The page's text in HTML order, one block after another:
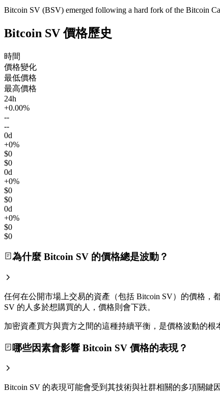
Bitcoin SV (BSV) emerged following a hard fork of the Bitcoin
Bitcoin SV 價格歷史
時間
價格變化
最低價格
最高價格
24h
+0.00%
--
--
0d
+0%
$0
$0
0d
+0%
$0
$0
0d
+0%
$0
$0
為什麼 Bitcoin SV 的價格總是波動？
任何在公開市場上交易的資產（包括 Bitcoin SV）的價格，
SV 的人多於想購買的人，價格則會下跌。
加密資產買方與賣方之間的這種持續平衡，是價格波動的
哪些因素會影響 Bitcoin SV 價格的表現？
Bitcoin SV 的表現可能會受到其技術與社群相關的多項關